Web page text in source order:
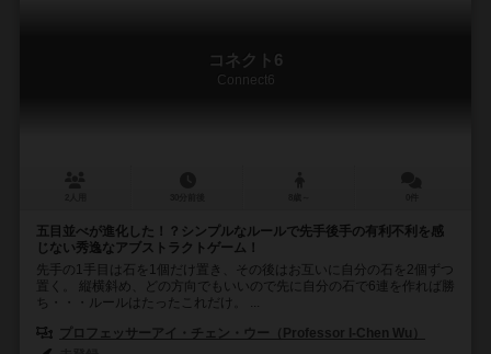
コネクト6
Connect6
五目並べが進化した！？シンプルなルールで先手後手の有利不利を感
じない秀逸なアブストラクトゲーム！
先手の1手目は石を1個だけ置き、その後はお互いに自分の石を2個ずつ
置く。 縦横斜め、どの方向でもいいので先に自分の石で6連を作れば勝
ち・・・ルールはたったこれだけ。 ...
プロフェッサーアイ・チェン・ウー（Professor I-Chen Wu）